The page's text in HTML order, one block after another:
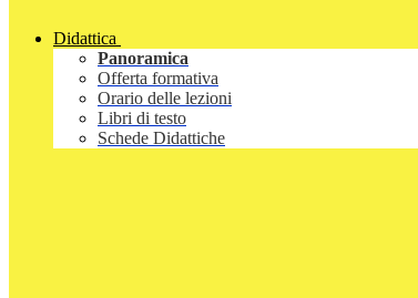
Didattica
Panoramica
Offerta formativa
Orario delle lezioni
Libri di testo
Schede Didattiche